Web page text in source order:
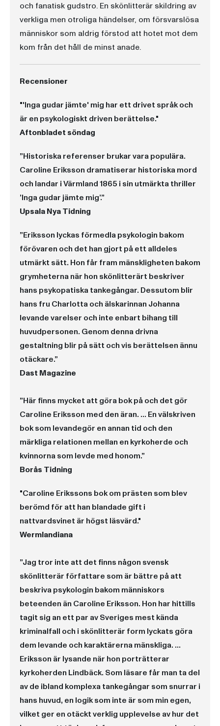
och fanatisk gudstro. En skönlitterär skildring av
verkliga men otroliga händelser, om försvarslösa
människor som aldrig förstod att hotet mot dem
kom från det håll de minst anade.
Recensioner
"'Inga gudar jämte' mig har ett drivet språk och
är en psykologiskt driven berättelse."
Aftonbladet söndag
”Historiska referenser brukar vara populära.
Caroline Eriksson dramatiserar historiska mord
och landar i Värmland 1865 i sin utmärkta thriller
’Inga gudar jämte mig’.”
Upsala Nya Tidning
”Eriksson lyckas förmedla psykologin bakom
förövaren och det han gjort på ett alldeles
utmärkt sätt. Hon får fram mänskligheten bakom
grymheterna när hon skönlitterärt beskriver
hans psykopatiska tankegångar. Dessutom blir
hans fru Charlotta och älskarinnan Johanna
levande varelser och inte enbart bihang till
huvudpersonen. Genom denna drivna
gestaltning blir på sätt och vis berättelsen ännu
otäckare.”
Dast Magazine
”Här finns mycket att göra bok på och det gör
Caroline Eriksson med den äran. … En välskriven
bok som levandegör en annan tid och den
märkliga relationen mellan en kyrkoherde och
kvinnorna som levde med honom.”
Borås Tidning
"Caroline Erikssons bok om prästen som blev
berömd för att han blandade gift i
nattvardsvinet är högst läsvärd."
Wermlandiana
”Jag tror inte att det finns någon svensk
skönlitterär författare som är bättre på att
beskriva psykologin bakom människors
beteenden än Caroline Eriksson. Hon har hittills
tagit sig an ett par av Sveriges mest kända
kriminalfall och i skönlitterär form lyckats göra
dem levande och karaktärerna mänskliga. …
Eriksson är lysande när hon porträtterar
kyrkoherden Lindbäck. Som läsare får man ta del
av de ibland komplexa tankegångar som snurrar i
hans huvud, en logik som inte är som min egen,
vilket ger en otäckt verklig upplevelse av hur det